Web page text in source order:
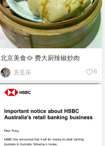
北京美食🥘 费大厨辣椒炒肉
丢丢乐 6